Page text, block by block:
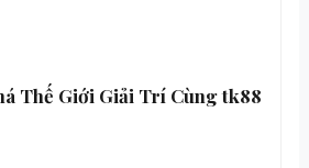
Thế Giới Giải Trí Cùng tk88